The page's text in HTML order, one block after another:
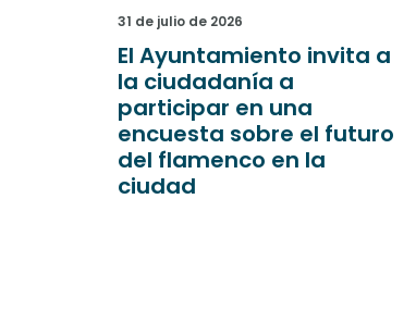
31 de julio de 2026
Una exposición con 30
paneles recorre 14
grandes proyectos que
han transformado la
ciudad en el último
cuarto de siglo